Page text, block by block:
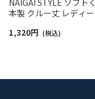
NAIGAI STYLE ソフト
本製 クルー丈 レディ
1,320円 (税込)